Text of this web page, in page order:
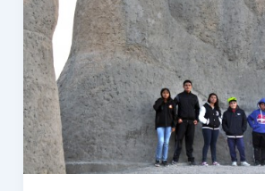
130
dan
vida
a
nueva
academia